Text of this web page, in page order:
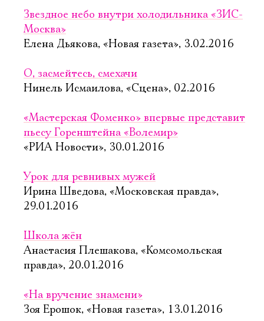
Звездное небо внутри холодильника «ЗИС-
Москва»
Елена Дьякова, «Новая газета», 3.02.2016
О, засмейтесь, смехачи
Нинель Исмаилова, «Сцена», 02.2016
«Мастерская Фоменко» впервые представит
пьесу Горенштейна «Волемир»
«РИА Новости», 30.01.2016
Урок для ревнивых мужей
Ирина Шведова, «Московская правда»,
29.01.2016
Школа жён
Анастасия Плешакова, «Комсомольская
правда», 20.01.2016
«На вручение знамени»
Зоя Ерошок, «Новая газета», 13.01.2016